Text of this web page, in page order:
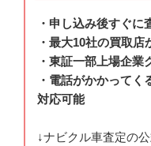
・申し込み後すぐに
・最大10社の買取
・東証一部上場企業
・電話がかかって
対応可能
↓ナビクル車査定の